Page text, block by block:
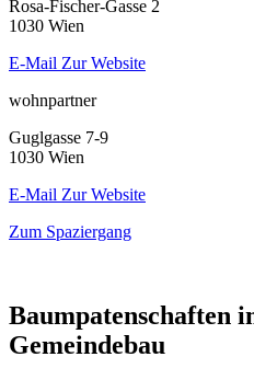
Rosa-Fischer-Gasse 2
1030 Wien
E-Mail Zur Website
wohnpartner
Guglgasse 7-9
1030 Wien
E-Mail Zur Website
Zum Spaziergang
Baumpatenschaften
Gemeindebau